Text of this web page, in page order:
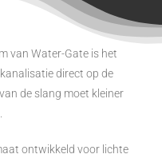
van Water-Gate is het
direct op de
de slang moet kleiner
ontwikkeld voor lichte